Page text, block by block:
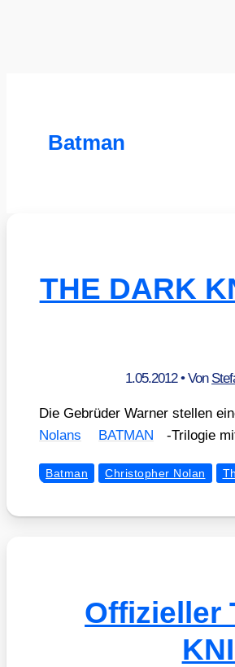
Batman
THE DARK
1.05.2012• Von
Die Gebrü­der War­ner stel­len
Nolans
BATMAN -Tri­lo­gie
Batman Christopher Nolan
Offizieller